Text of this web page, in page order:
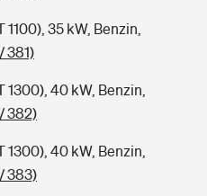
35 kW, Benzin,
381)
1300), 40 kW, Benzin,
382)
1300), 40 kW, Benzin,
383)